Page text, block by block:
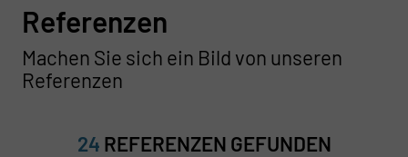
Referenzen
Machen Sie sich ein Bild von unseren
Referenzen
24 REFERENZEN GEFUNDEN